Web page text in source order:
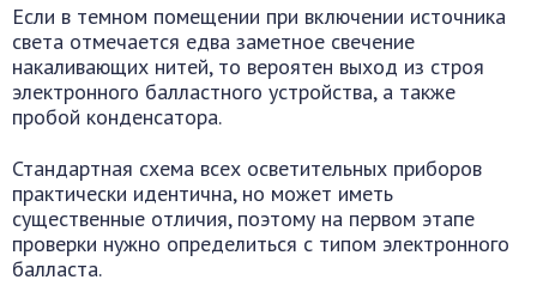
Если в темном помещении при включении источника
света отмечается едва заметное свечение
накаливающих нитей, то вероятен выход из строя
электронного балластного устройства, а также
пробой конденсатора.
Стандартная схема всех осветительных приборов
практически идентична, но может иметь
существенные отличия, поэтому на первом этапе
проверки нужно определиться с типом электронного
балласта.